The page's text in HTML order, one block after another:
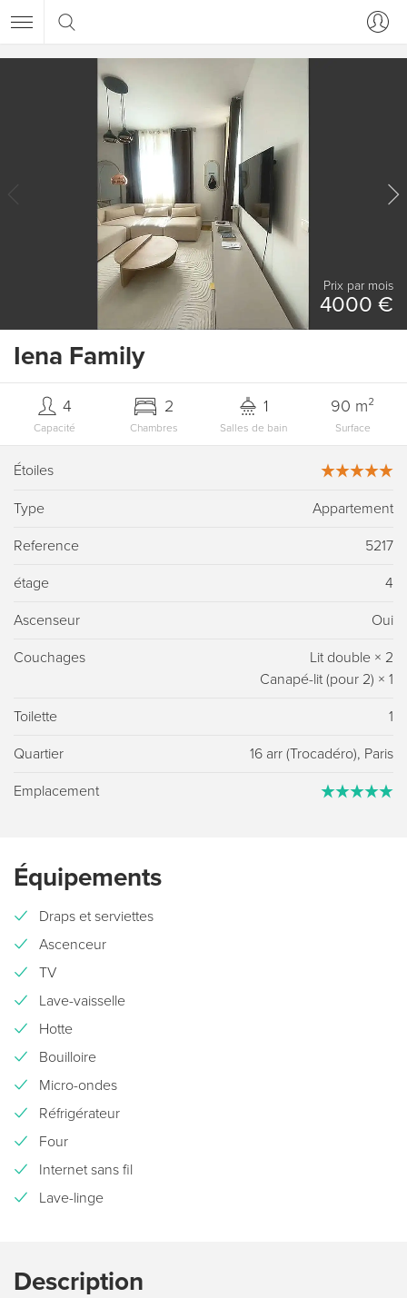
Prix ​​par mois
4000 €
Iena Family
Capacité
4
Chambres
2
Salles de bain
1
Surface
90 m²
Étoiles
Type Appartement
Reference 5217
étage 4
Ascenseur Oui
Couchages Lit double × 2
Canapé-lit (pour 2) × 1
Toilette 1
Quartier 16 arr (Trocadéro), Paris
Emplacement
Équipements
Draps et serviettes
Ascenceur
TV
Lave-vaisselle
Hotte
Bouilloire
Micro-ondes
Réfrigérateur
Four
Internet sans fil
Lave-linge
Description